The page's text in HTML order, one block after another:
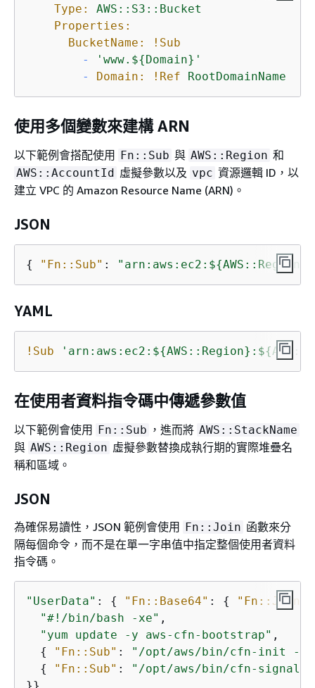
Type:
AWS::S3::Bucket
Properties:
BucketName:
!Sub
-
'www.${ Domain}'
-
Domain: !Ref RootDomainName
使用多個變數來建構 ARN
以下範例會搭配使用 Fn::Sub 與 AWS::Region 和
AWS::AccountId 虛擬參數以及 vpc 資源邏輯 ID，以
建立 VPC 的 Amazon Resource Name (ARN)。
JSON
{ "Fn::Sub" : "arn:aws:ec2:${
YAML
!Sub 'arn:aws:ec2:${AWS::Region}:${
在使用者資料指令碼中傳遞參數值
以下範例會使用 Fn::Sub ，進而將 AWS::StackName
與 AWS::Region 虛擬參數替換成執行期的實際堆疊名
稱和區域。
JSON
為確保易讀性，JSON 範例會使用 Fn::Join 函數來分
隔每個命令，而不是在單一字串值中指定整個使用者資料
指令碼。
"UserData" : { "Fn::Base64" : { "Fn::Join"
"#!/bin/bash -xe" ,
"yum update -y aws-cfn-bootstrap" ,
{
"Fn::Sub" :
"/opt/aws/bin/cfn-init -v
{
"Fn::Sub" :
"/opt/aws/bin/cfn-signal